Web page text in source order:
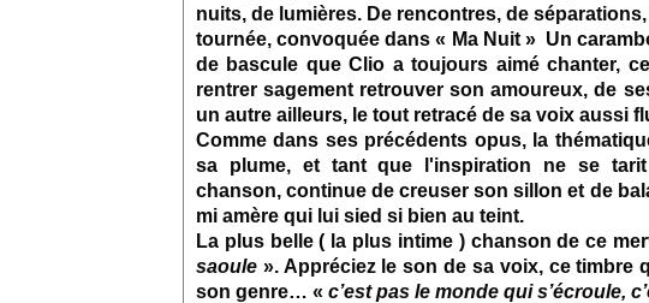
nuits, de lumières. De rencontres, de
tournée, convoquée dans « Ma Nuit »Un
de bascule que Clio a toujours aimé chanter,
rentrer sagement retrouver son amoureux, de
un autre ailleurs, le tout retracé de sa voix aussi
Comme dans ses précédents opus, la
sa plume, et tant que l'inspiration ne se
chanson, continue de creuser son sillon et de
mi amère qui lui sied si bien au teint.
La plus belle ( la plus intime ) chanson de ce
saoule ». Appréciez le son de sa voix, ce timbre
son genre… « c’est pas le monde qui s’écroule,